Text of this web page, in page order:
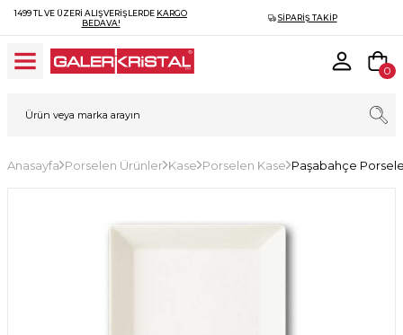
1499 TL VE ÜZERI ALIŞVERIŞLERDE KARGO
BEDAVA!
SIPARIŞ TAKIP
0
Anasayfa Porselen Ürünler Kase Porselen Kase Paşabahçe